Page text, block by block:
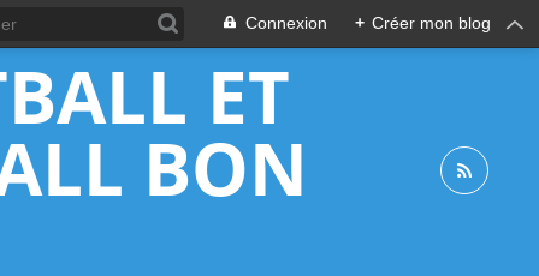
Connexion + Créer mon blog
ET
BON